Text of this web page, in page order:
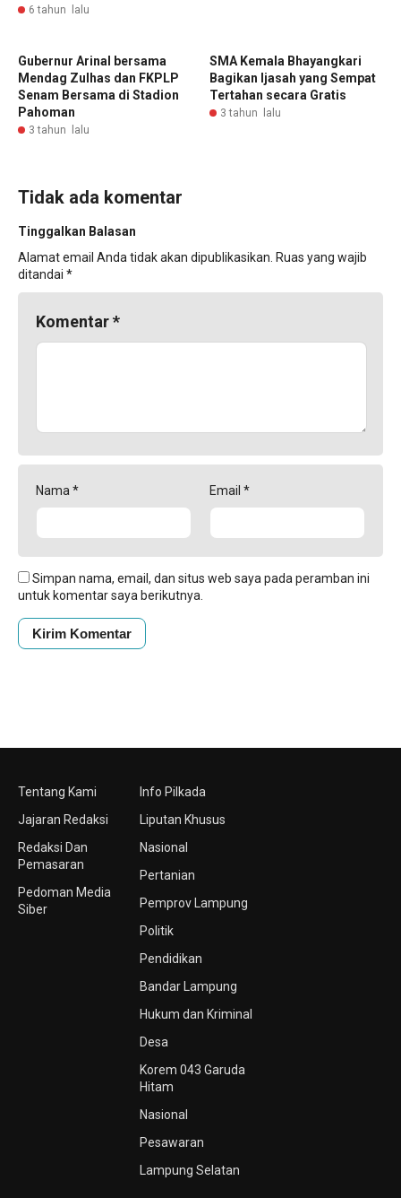
6 tahun lalu
Gubernur Arinal bersama
Mendag Zulhas dan FKPLP
Senam Bersama di Stadion
Pahoman
3 tahun lalu
SMA Kemala Bhayangkari
Bagikan Ijasah yang Sempat
Tertahan secara Gratis
3 tahun lalu
Tidak ada komentar
Tinggalkan Balasan
Alamat email Anda tidak akan dipublikasikan. Ruas yang wajib
ditandai *
Komentar*
Nama * Email *
Simpan nama, email, dan situs web saya pada peramban ini
untuk komentar saya berikutnya.
Tentang Kami
Jajaran Redaksi
Redaksi Dan
Pemasaran
Pedoman Media
Siber
Info Pilkada
Liputan Khusus
Nasional
Pertanian
Pemprov Lampung
Politik
Pendidikan
Bandar Lampung
Hukum dan Kriminal
Desa
Korem 043 Garuda
Hitam
Nasional
Pesawaran
Lampung Selatan